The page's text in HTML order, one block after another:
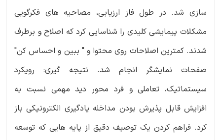
سازی شد. در طول فاز ارزیابی، مصاحیه های فکرگویی
مشکلات پیمایشی کلیدی را شناسایی کرد که اصلاح و برطرف
شدند. کمترین اصلاحات روی محتوا و " ببین و احساس کن"
صفحات نمایشگر انجام شد. نتیجه گیری: رویکرد
سیستماتیک، تعاملی و فرد محور دید مهمی نسبت به
افزایش قابل پذیرش بودن مداخله یادگیری الکترونیکی باز
کرد. فراهم کردن یک توصیف دقیق از پایه هایی که توسعه